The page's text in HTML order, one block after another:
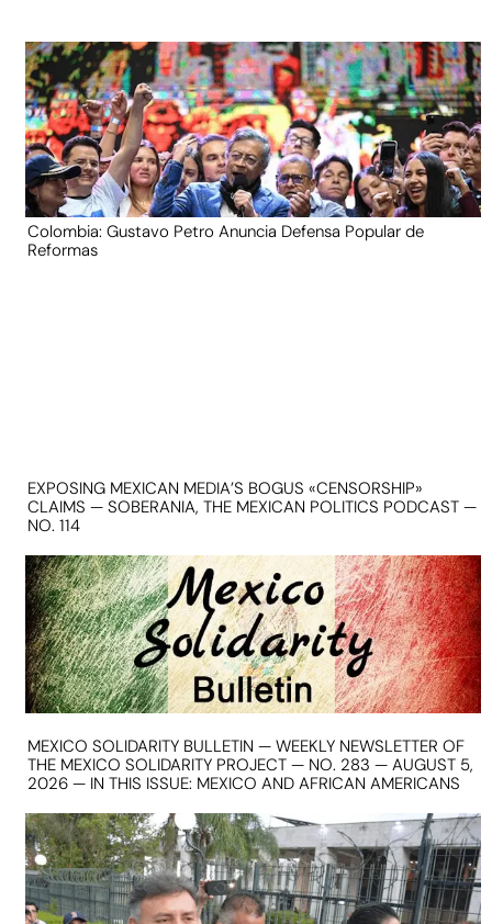
Colombia: Gustavo Petro Anuncia Defensa Popular de
Reformas
EXPOSING MEXICAN MEDIA’S BOGUS «CENSORSHIP»
CLAIMS — SOBERANIA, THE MEXICAN POLITICS PODCAST —
NO. 114
MEXICO SOLIDARITY BULLETIN — WEEKLY NEWSLETTER OF
THE MEXICO SOLIDARITY PROJECT — NO. 283 — AUGUST 5,
2026 — IN THIS ISSUE: MEXICO AND AFRICAN AMERICANS